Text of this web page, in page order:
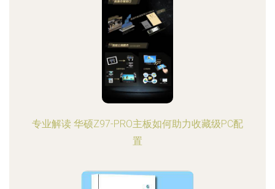
专业解读 华硕Z97-PRO主板如何助力收藏级PC配
置